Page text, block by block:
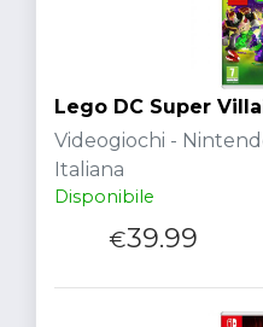
Lego DC Super
Videogiochi -
Italiana
Disponibile
€39.99